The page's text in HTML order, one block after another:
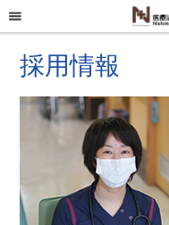
menu
採用情報